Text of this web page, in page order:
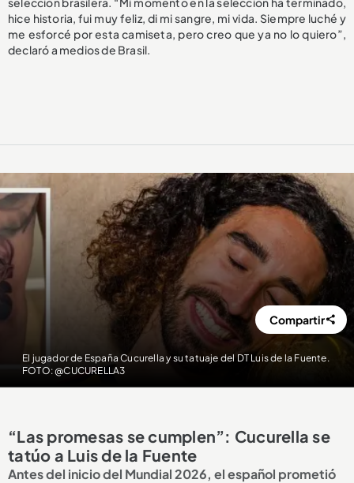
hice historia, fui muy feliz, di mi sangre, mi vida. Siempre luché y
me esforcé por esta camiseta, pero creo que ya no lo quiero”,
declaró a medios de Brasil.
El jugador de España Cucurella y su tatuaje del DT Luis de la Fuente.
FOTO: @CUCURELLA3
Compartir
“Las promesas se cumplen”: Cucurella se
tatúo a Luis de la Fuente
Antes del inicio del Mundial 2026, el español prometió